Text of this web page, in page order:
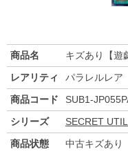
商品名
キズあり【遊
レアリティ
パラレルレア
商品コード
SUB1-
シリーズ
SECRET
商品状態
中古キズあり